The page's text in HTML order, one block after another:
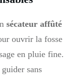
sécateur affûté
ouvrir la fosse
en pluie fine.
sans